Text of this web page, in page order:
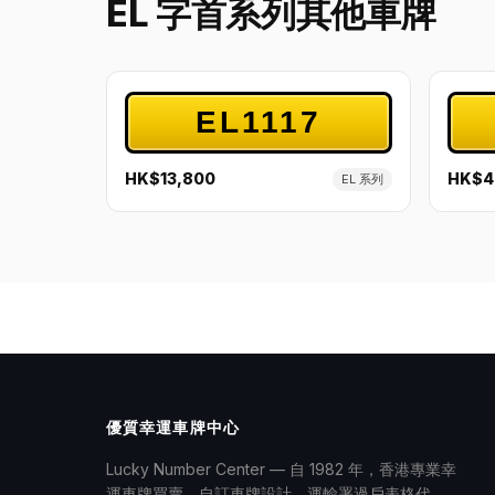
EL 字首系列其他車牌
EL1117
HK$13,800 EL 系列
優質幸運車牌中心
Lucky Number Center — 自 1982 年，香港專業幸